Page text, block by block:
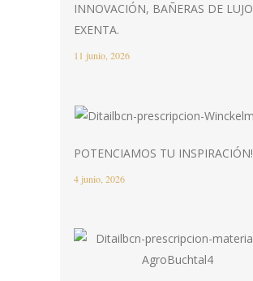
INNOVACIÓN, BAÑERAS DE LUJO
EXENTA.
11 junio, 2026
POTENCIAMOS TU INSPIRACIÓN!
4 junio, 2026